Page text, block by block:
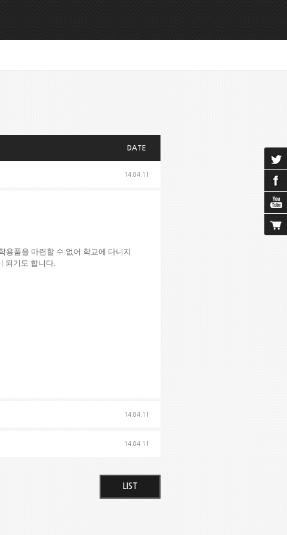
DATE
14.04.11
용품을 마련할 수 없어 학교에 다니지
되기도 합니다.
14.04.11
14.04.11
LIST